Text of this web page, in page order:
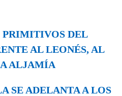
PRIMITIVOS DEL
AL LEONÉS, AL
ALJAMÍA
SE ADELANTA A LOS